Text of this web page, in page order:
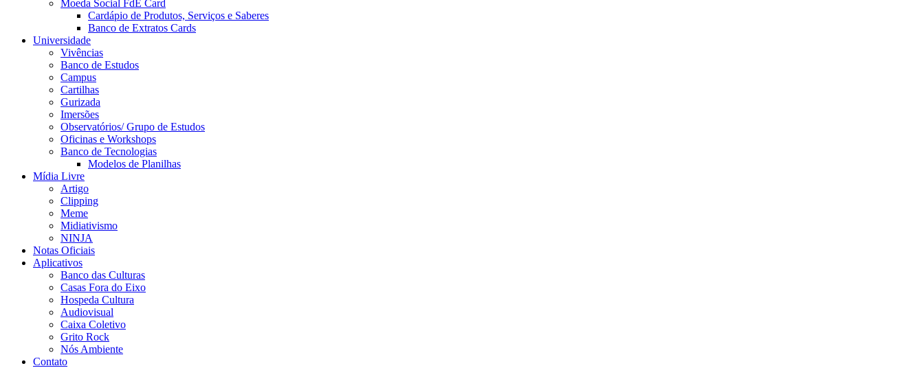
Moeda Social FdE Card
Cardápio de Produtos, Serviços e Saberes
Banco de Extratos Cards
Universidade
Vivências
Banco de Estudos
Campus
Cartilhas
Gurizada
Imersões
Observatórios/ Grupo de Estudos
Oficinas e Workshops
Banco de Tecnologias
Modelos de Planilhas
Mídia Livre
Artigo
Clipping
Meme
Midiativismo
NINJA
Notas Oficiais
Aplicativos
Banco das Culturas
Casas Fora do Eixo
Hospeda Cultura
Audiovisual
Caixa Coletivo
Grito Rock
Nós Ambiente
Contato